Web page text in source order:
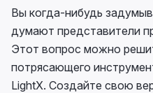
Вы когда-нибудь
думают представители
Этот вопрос можно
потрясающего
LightX. Создайте свою